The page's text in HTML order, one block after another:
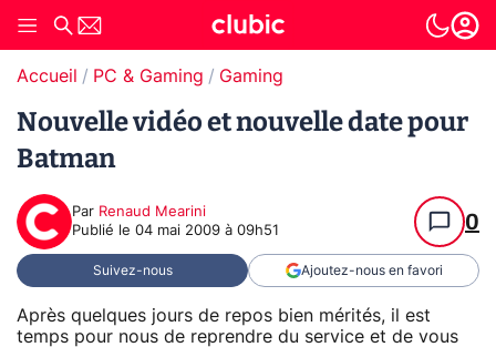
Accueil PC & Gaming Gaming
Nouvelle vidéo et nouvelle date pour
Batman
Par Renaud Mearini
Publié le 04 mai 2009 à 09h51 0
Suivez-nous Ajoutez-nous en favori
Après quelques jours de repos bien mérités, il est
temps pour nous de reprendre du service et de vous